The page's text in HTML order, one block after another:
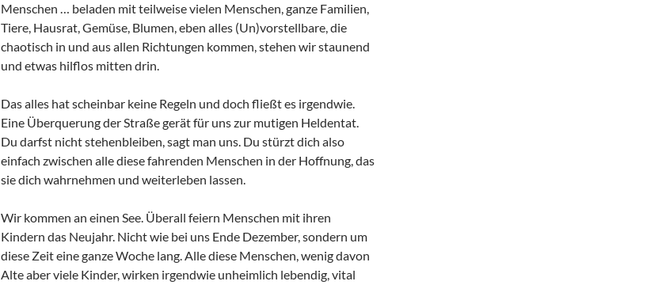
Menschen … beladen mit teilweise vielen Menschen, ganze Familien,
Tiere, Hausrat, Gemüse, Blumen, eben alles (Un)vorstellbare, die
chaotisch in und aus allen Richtungen kommen, stehen wir staunend
und etwas hilflos mitten drin.
Das alles hat scheinbar keine Regeln und doch fließt es irgendwie.
Eine Überquerung der Straße gerät für uns zur mutigen Heldentat.
Du darfst nicht stehenbleiben, sagt man uns. Du stürzt dich also
einfach zwischen alle diese fahrenden Menschen in der Hoffnung, das
sie dich wahrnehmen und weiterleben lassen.
Wir kommen an einen See. Überall feiern Menschen mit ihren
Kindern das Neujahr. Nicht wie bei uns Ende Dezember, sondern um
diese Zeit eine ganze Woche lang. Alle diese Menschen, wenig davon
Alte aber viele Kinder, wirken irgendwie unheimlich lebendig, vital